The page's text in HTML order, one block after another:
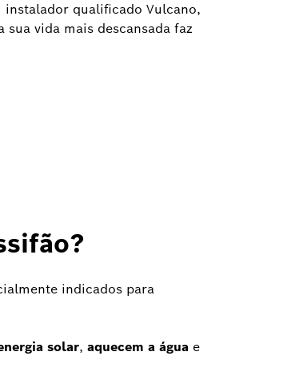
qualificado Vulcano,
vida mais descansada faz
indicados para
solar, aquecem a água e